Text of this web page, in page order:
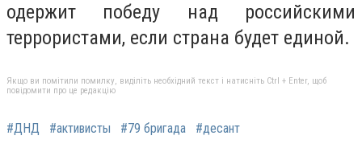
одержит победу над российскими
террористами, если страна будет единой.
Якщо ви помітили помилку, виділіть необхідний текст і натисніть Ctrl + Enter, щоб
повідомити про це редакцію
#ДНД #активисты #79 бригада #десант